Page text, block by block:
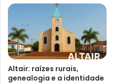
Altair: raízes rurais,
genealogia e a identidade